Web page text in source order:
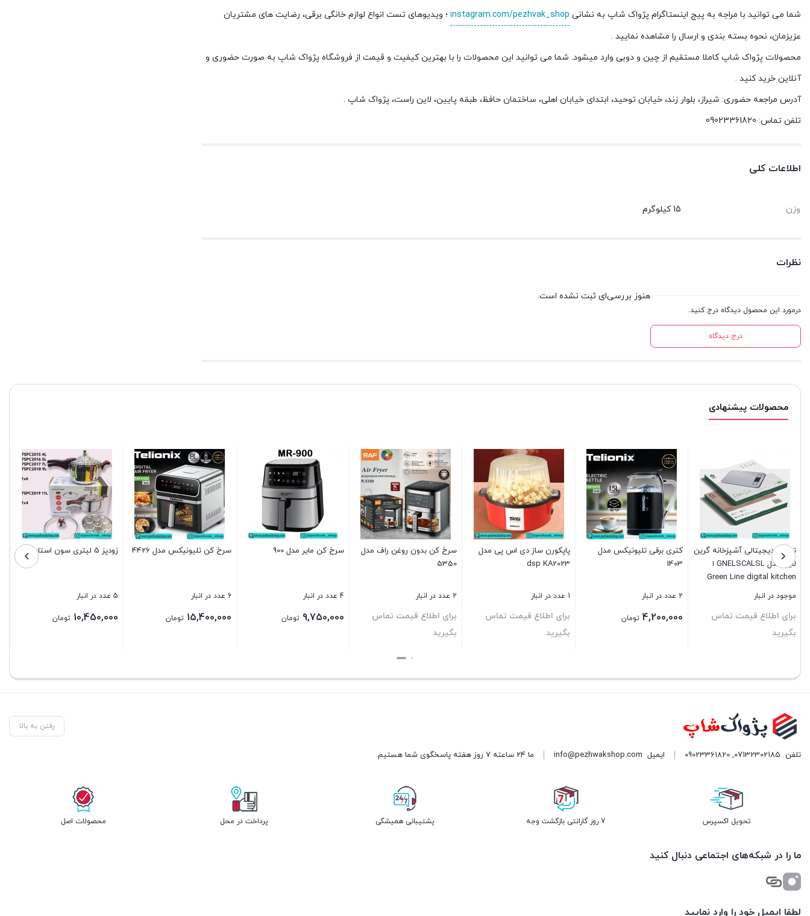
شما می توانید با مراجه به پیج اینستاگرام پژواک شاپ به نشانی instagram.com/pezhvak_shop ؛ ویدیوهای تست انواع لوازم خانگی برقی، رضایت های مشتریان
عزیزمان، نحوه بسته بندی و ارسال را مشاهده نمایید .
محصولات پژواک شاپ کاملا مستقیم از چین و دوبی وارد میشود. شما می توانید این محصولات را با بهترین کیفیت و قیمت از فروشگاه پژواک شاپ به صورت حضوری و
آنلاین خرید کنید .
آدرس مراجعه حضوری: شیراز، بلوار زند، خیابان توحید، ابتدای خیابان اهلی، ساختمان حافظ، طبقه پایین، لاین راست، پژواک شاپ .
تلفن تماس: 09023361820
اطلاعات کلی
وزن 15 کیلوگرم
نظرات
درمورد این محصول دیدگاه درج کنید.
درج دیدگاه
هنوز بررسی‌ای ثبت نشده است.
محصولات پیشنهادی
ترازوی دیجیتالی آشپزخانه گرین
لاین مدل GNELSCALSL ا
Green Line digital kitchen
scale model GNELSCALSL
موجود در انبار
برای اطلاع قیمت تماس
بگیرید
کتری برقی تلیونیکس مدل
1403
2 عدد در انبار
4,200,000 تومان
پاپکورن ساز دی اس پی مدل
dsp KA2023
1 عدد در انبار
برای اطلاع قیمت تماس
بگیرید
سرخ کن بدون روغن راف مدل
5350
2 عدد در انبار
برای اطلاع قیمت تماس
بگیرید
سرخ کن مایر مدل 900
4 عدد در انبار
9,750,000 تومان
سرخ کن تلیونیکس مدل 4426
6 عدد در انبار
15,400,000 تومان
زودپز 5 لیتری سون استار
5 عدد در انبار
10,450,000 تومان
رفتن به بالا
تلفن 07132302185
,
09023361820 ایمیل info@pezhwakshop.com ما 24 ساعته 7 روز هفته پاسخگوی شما هستیم.
تحویل اکسپرس 7 روز گارانتی بازگشت وجه پشتیبانی همیشگی پرداخت در محل محصولات اصل
ما را در شبکه‌های اجتماعی دنبال کنید
لطفا ایمیل خود را وارد نمایید